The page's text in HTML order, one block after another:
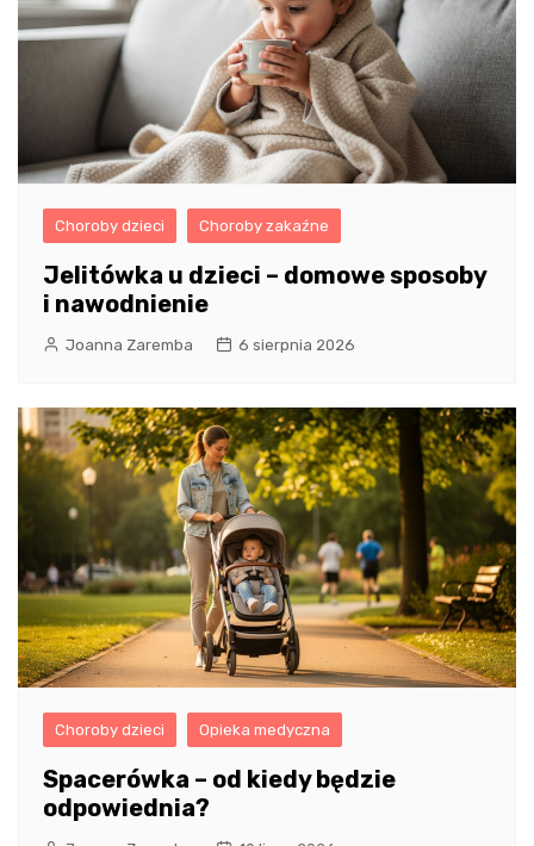
Choroby dzieci Choroby zakaźne
Jelitówka u dzieci – domowe sposoby
i nawodnienie
Joanna Zaremba 6 sierpnia 2026
Choroby dzieci Opieka medyczna
Spacerówka – od kiedy będzie
odpowiednia?